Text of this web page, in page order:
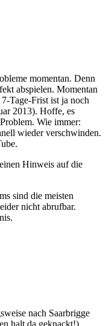
momentan. Denn
abspielen. Momentan
Tage-Frist ist ja noch
2013). Hoffe, es
Wie immer:
wieder verschwinden.
Hinweis auf die
sind die meisten
nicht abrufbar.
nach Saarbrigge